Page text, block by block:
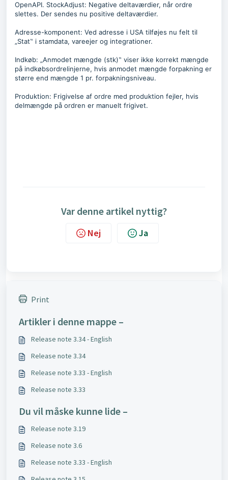
OpenAPI. StockAdjust: Negative deltaværdier, når ordre
slettes. Der sendes nu positive deltaværdier.
Adresse-komponent: Ved adresse i USA tilføjes nu felt til
„Stat‟ i stamdata, vareejer og integrationer.
Indkøb: „Anmodet mængde (stk)‟ viser ikke korrekt mængde
på indkøbsordrelinjerne, hvis anmodet mængde forpakning er
større end mængde 1 pr. forpakningsniveau.
Produktion: Frigivelse af ordre med produktion fejler, hvis
delmængde på ordren er manuelt frigivet.
Var denne artikel nyttig?
Nej Ja
Print
Artikler i denne mappe –
Release note 3.34 - English
Release note 3.34
Release note 3.33 - English
Release note 3.33
Du vil måske kunne lide –
Release note 3.19
Release note 3.6
Release note 3.33 - English